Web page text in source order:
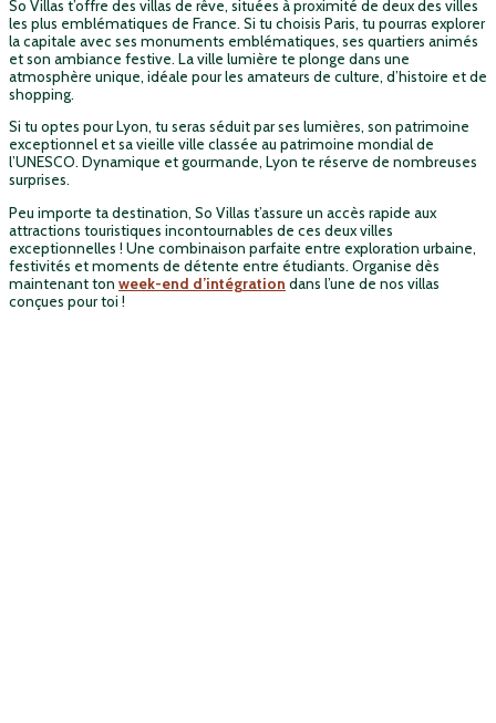
So Villas t’offre des villas de rêve, situées à proximité de deux des villes
les plus emblématiques de France. Si tu choisis Paris, tu pourras explorer
la capitale avec ses monuments emblématiques, ses quartiers animés
et son ambiance festive. La ville lumière te plonge dans une
atmosphère unique, idéale pour les amateurs de culture, d’histoire et de
shopping.
Si tu optes pour Lyon, tu seras séduit par ses lumières, son patrimoine
exceptionnel et sa vieille ville classée au patrimoine mondial de
l’UNESCO. Dynamique et gourmande, Lyon te réserve de nombreuses
surprises.
Peu importe ta destination, So Villas t’assure un accès rapide aux
attractions touristiques incontournables de ces deux villes
exceptionnelles ! Une combinaison parfaite entre exploration urbaine,
festivités et moments de détente entre étudiants. Organise dès
maintenant ton week-end d’intégration dans l’une de nos villas
conçues pour toi !